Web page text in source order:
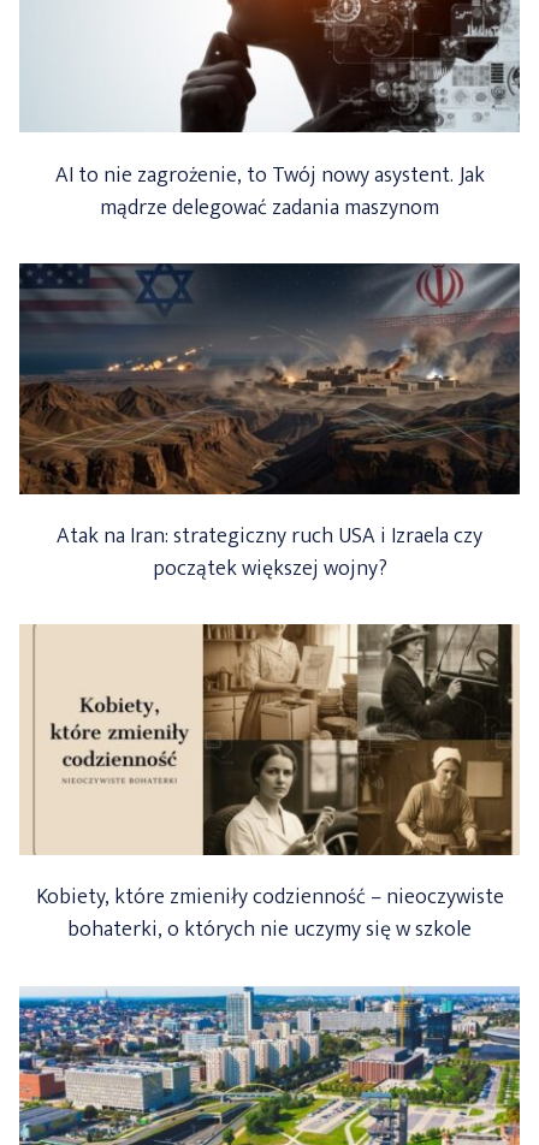
AI to nie zagrożenie, to Twój nowy asystent. Jak
mądrze delegować zadania maszynom
Atak na Iran: strategiczny ruch USA i Izraela czy
początek większej wojny?
Kobiety, które zmieniły codzienność – nieoczywiste
bohaterki, o których nie uczymy się w szkole